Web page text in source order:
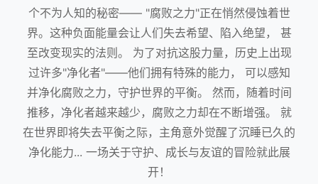
个不为人知的秘密—— "腐败之力"正在悄然侵蚀着世
界。这种负面能量会让人们失去希望、陷入绝望， 甚
至改变现实的法则。 为了对抗这股力量，历史上出现
过许多"净化者"——他们拥有特殊的能力， 可以感知
并净化腐败之力，守护世界的平衡。 然而，随着时间
推移，净化者越来越少，腐败之力却在不断增强。 就
在世界即将失去平衡之际，主角意外觉醒了沉睡已久的
净化能力... 一场关于守护、成长与友谊的冒险就此展
开！